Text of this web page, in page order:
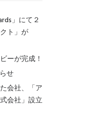
」にて２
ト」が
ーが完成！
せ
会社、「ア
会社」設立